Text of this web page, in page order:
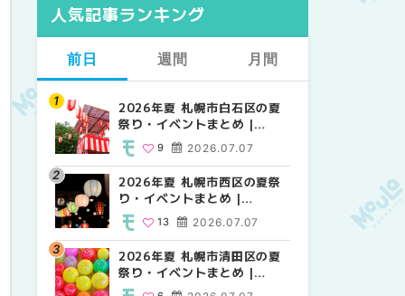
人気記事ランキング
前日
2026年夏 札幌市白石区の夏
祭り・イベントまとめ |
MouLa HOKKAIDO
2026.07.07
9
2026年夏 札幌市西区の夏祭
り・イベントまとめ |
MouLa HOKKAIDO
2026.07.07
13
2026年夏 札幌市清田区の夏
祭り・イベントまとめ |
MouLa HOKKAIDO
週間
2026年夏 札幌市西区の夏祭
り・イベントまとめ |
13
【2026年最新】札幌のおすす
めビアガーデン｜オープン日
順に徹底紹介！大通公園から
穴場テラスまで | MouLa
HOKKAIDO
24
2026年夏 札幌市白石区の夏
祭り・イベントまとめ |
月間
【2026年最新】札幌のおすす
めビアガーデン｜オープン日
穴場テラスまで | MouLa
HOKKAIDO
24
2026年夏 札幌市北区の夏祭
り・イベントまとめ |
9
2026年夏 札幌市白石区の夏
祭り・イベントまとめ |